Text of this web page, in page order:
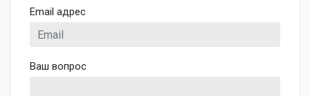
Email адрес
Ваш вопрос